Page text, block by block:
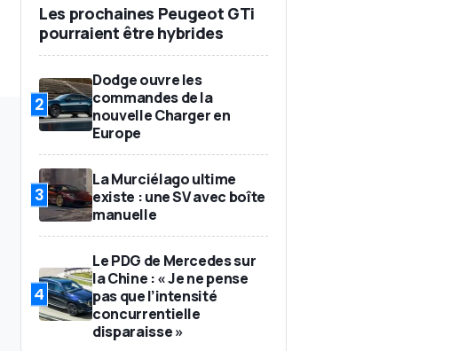
Les prochaines Peugeot GTi
pourraient être hybrides
2
Dodge ouvre les
commandes de la
nouvelle Charger en
Europe
3
La Murciélago ultime
existe : une SV avec boîte
manuelle
4
Le PDG de Mercedes sur
la Chine : « Je ne pense
pas que l’intensité
concurrentielle
disparaisse »